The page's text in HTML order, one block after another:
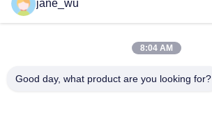
jane_wu
8:04 AM
Good day, what product are you looking for?